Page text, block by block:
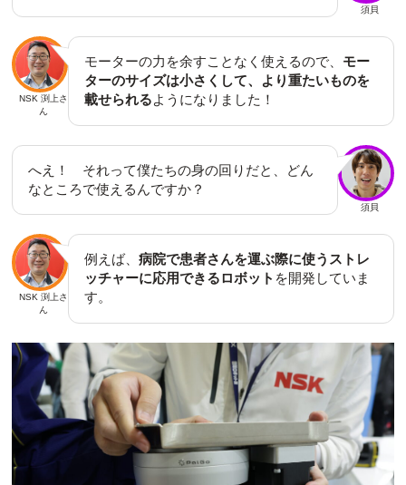
須貝
NSK 渕上さ
ん
モーターの力を余すことなく使えるので、 モー
ターのサイズは小さくして、より重たいものを
載せられるようになりました！
須貝
へえ！ それって僕たちの身の回りだと、どん
なところで使えるんですか？
NSK 渕上さ
ん
例えば、病院で患者さんを運ぶ際に使うストレ
ッチャーに応用できるロボット を開発していま
す。